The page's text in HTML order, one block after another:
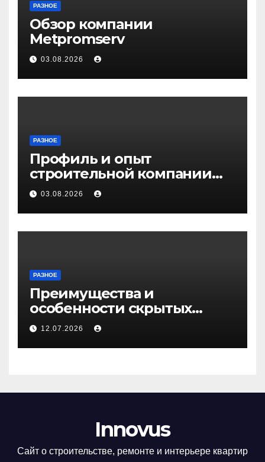
РАЗНОЕ
Обзор компании
Metpromserv
03.08.2026
РАЗНОЕ
Профиль и опыт
строительной компании
Медичи
03.08.2026
РАЗНОЕ
Преимущества и
особенности скрытых
дверей
12.07.2026
Innovus
Сайт о строительстве, ремонте и интерьере квартир